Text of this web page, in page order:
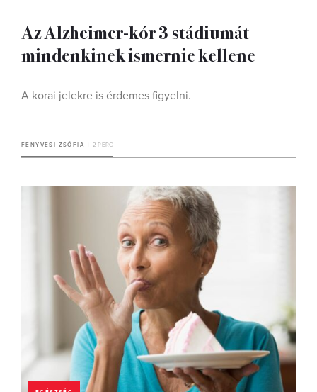
Az Alzheimer-kór 3 stádiumát
mindenkinek ismernie kellene
A korai jelekre is érdemes figyelni.
FENYVESI ZSÓFIA 2 PERC